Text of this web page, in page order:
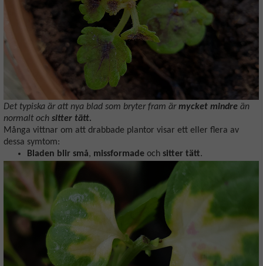
Det typiska är att nya blad som bryter fram ärmycket mindre än
normalt och sitter tätt.
Många vittnar om att drabbade plantor visar ett eller flera av
dessa symtom:
Bladen blir små, missformade och sitter tätt.